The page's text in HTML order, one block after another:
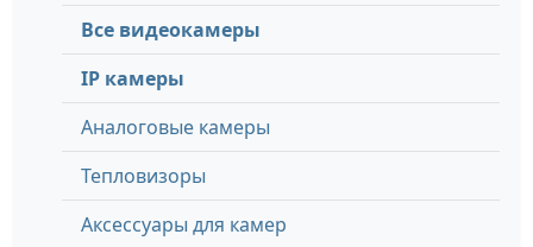
Все видеокамеры
IP камеры
Аналоговые камеры
Тепловизоры
Аксессуары для камер